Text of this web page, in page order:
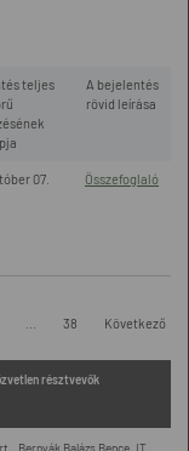
teljes
A bejelentés
rövid leírása
07. Összefoglaló
38 Következő
résztvevők
Bernyák Balázs Bence, IT